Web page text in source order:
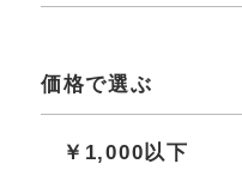
価格で選ぶ
￥1,000以下